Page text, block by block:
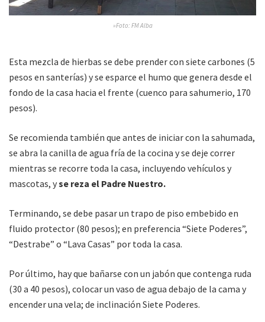
»Foto: FM Alba
Esta mezcla de hierbas se debe prender con siete carbones (5
pesos en santerías) y se esparce el humo que genera desde el
fondo de la casa hacia el frente (cuenco para sahumerio, 170
pesos).
Se recomienda también que antes de iniciar con la sahumada,
se abra la canilla de agua fría de la cocina y se deje correr
mientras se recorre toda la casa, incluyendo vehículos y
mascotas, yse reza el Padre Nuestro.
Terminando, se debe pasar un trapo de piso embebido en
fluido protector (80 pesos); en preferencia “Siete Poderes”,
“Destrabe” o “Lava Casas” por toda la casa.
Por último, hay que bañarse con un jabón que contenga ruda
(30 a 40 pesos), colocar un vaso de agua debajo de la cama y
encender una vela; de inclinación Siete Poderes.